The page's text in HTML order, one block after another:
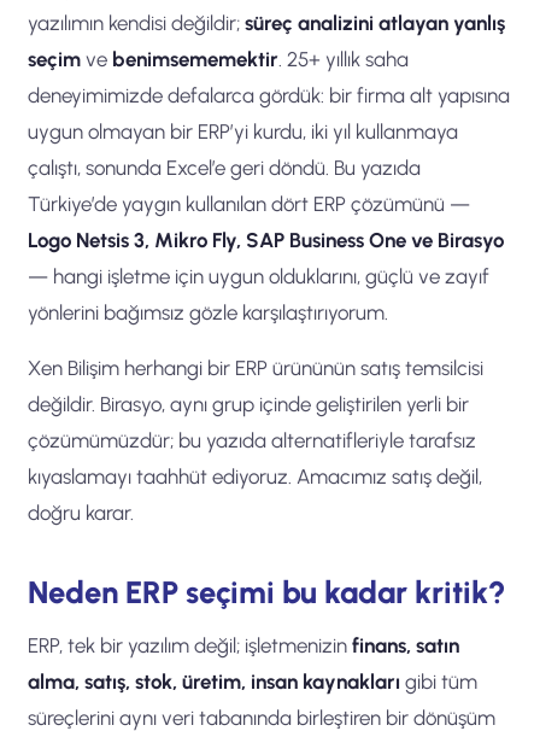
yazılımın kendisi değildir;süreç analizini atlayan yanlış
seçim ve benimsememektir. 25+ yıllık saha
deneyimimizde defalarca gördük: bir firma alt yapısına
uygun olmayan bir ERP’yi kurdu, iki yıl kullanmaya
çalıştı, sonunda Excel’e geri döndü. Bu yazıda
Türkiye’de yaygın kullanılan dört ERP çözümünü —
Logo Netsis 3, Mikro Fly, SAP Business One ve Birasyo
— hangi işletme için uygun olduklarını, güçlü ve zayıf
yönlerini bağımsız gözle karşılaştırıyorum.
Xen Bilişim herhangi bir ERP ürününün satış temsilcisi
değildir. Birasyo, aynı grup içinde geliştirilen yerli bir
çözümümüzdür; bu yazıda alternatifleriyle tarafsız
kıyaslamayı taahhüt ediyoruz. Amacımız satış değil,
doğru karar.
Neden ERP seçimi bu kadar kritik?
ERP, tek bir yazılım değil; işletmenizinfinans, satın
alma, satış, stok, üretim, insan kaynakları gibi tüm
süreçlerini aynı veri tabanında birleştiren bir dönüşüm